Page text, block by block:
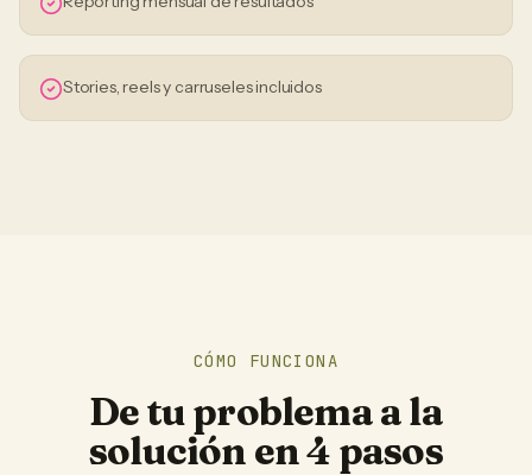
Stories, reels y carruseles incluidos
CÓMO FUNCIONA
De tu problema a la
solución en 4 pasos